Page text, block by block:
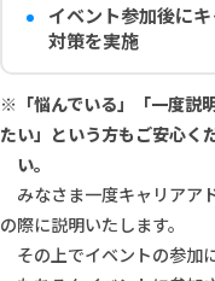
イベント参加後に
対策を実施
※ 「悩んでいる」「一度
たい」という方もご安心く
い。
みなさま一度キャリアア
の際に説明いたします。
その上でイベントの参加